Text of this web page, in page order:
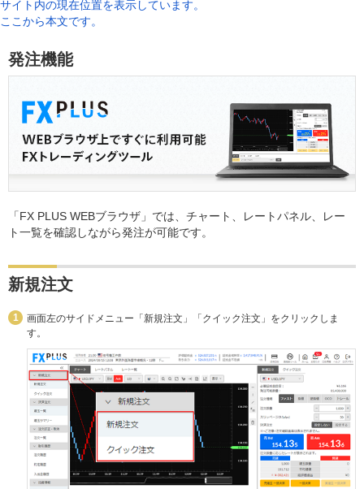
サイト内の現在位置を表示しています。
ここから本文です。
発注機能
「FX PLUS WEBブラウザ」では、チャート、レートパネル、レー
ト一覧を確認しながら発注が可能です。
新規注文
画面左のサイドメニュー「新規注文」「クイック注文」をクリックしま
す。